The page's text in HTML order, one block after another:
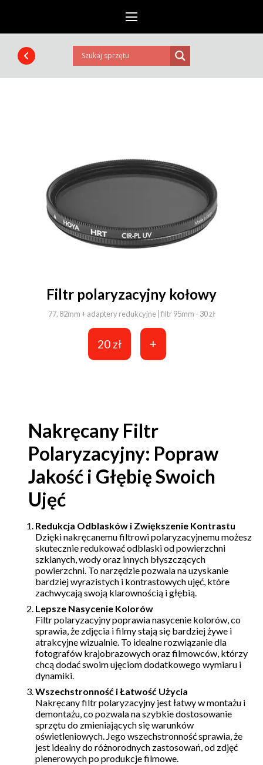
Filtr polaryzacyjny kołowy
77, 82mm + adaptery redukcyjne | filtr 95mm - 30 zł
20 zł
Nakręcany Filtr
Polaryzacyjny: Popraw
Jakość i Głębię Swoich
Ujęć
Redukcja Odblasków i Zwiększenie Kontrastu
Dzięki nakręcanemu filtrowi polaryzacyjnemu możesz
skutecznie redukować odblaski od powierzchni
szklanych, wody oraz innych błyszczących
powierzchni. To narzędzie pozwala na uzyskanie
bardziej wyrazistych i kontrastowych ujęć, które
zachwycają swoją klarownością i głębią.
Lepsze Nasycenie Kolorów
Filtr polaryzacyjny poprawia nasycenie kolorów, co
sprawia, że zdjęcia i filmy stają się bardziej żywe i
atrakcyjne wizualnie. To idealne rozwiązanie dla
fotografów krajobrazowych oraz filmowców, którzy
chcą dodać swoim ujęciom dodatkowego wymiaru i
dynamiki.
Wszechstronność i Łatwość Użycia
Nakręcany filtr polaryzacyjny jest łatwy w montażu i
demontażu, co pozwala na szybkie dostosowanie
sprzętu do zmieniających się warunków
oświetleniowych. Jego wszechstronność sprawia, że
jest idealny do różnorodnych zastosowań, od zdjęć
plenerowych po produkcje filmowe.